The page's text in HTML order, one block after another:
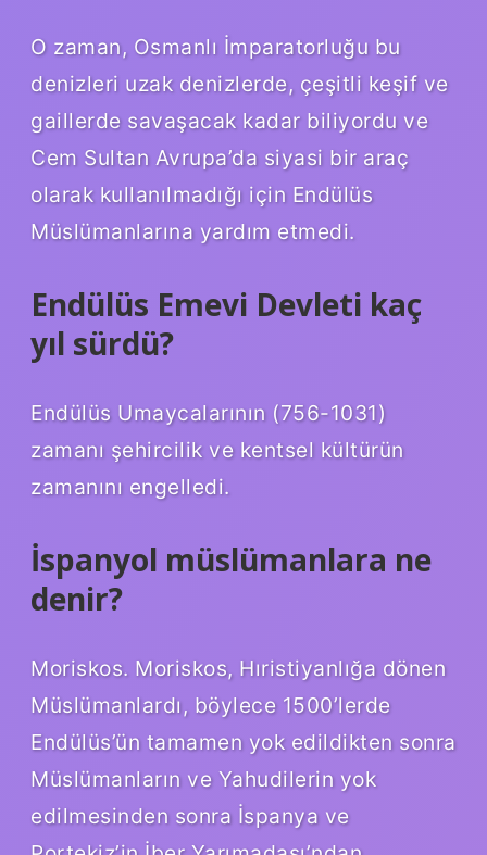
O zaman, Osmanlı İmparatorluğu bu
denizleri uzak denizlerde, çeşitli keşif ve
gaillerde savaşacak kadar biliyordu ve
Cem Sultan Avrupa’da siyasi bir araç
olarak kullanılmadığı için Endülüs
Müslümanlarına yardım etmedi.
Endülüs Emevi Devleti kaç
yıl sürdü?
Endülüs Umaycalarının (756-1031)
zamanı şehircilik ve kentsel kültürün
zamanını engelledi.
İspanyol müslümanlara ne
denir?
Moriskos. Moriskos, Hıristiyanlığa dönen
Müslümanlardı, böylece 1500’lerde
Endülüs’ün tamamen yok edildikten sonra
Müslümanların ve Yahudilerin yok
edilmesinden sonra İspanya ve